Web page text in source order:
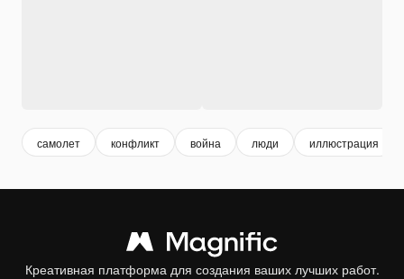
самолет конфликт война люди иллюстрация
Креативная платформа для создания ваших лучших работ.